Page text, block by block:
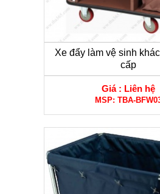
Xe đẩy làm vệ sinh
cấp
Giá : Liên hệ
MSP: TBA-